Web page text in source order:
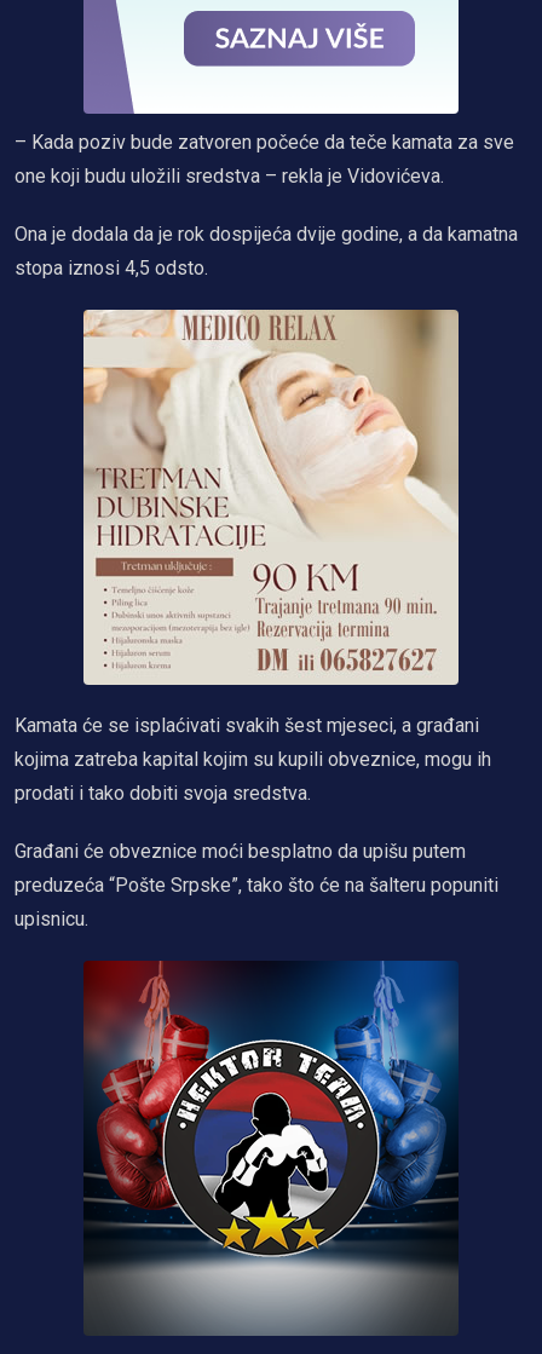
– Kada poziv bude zatvoren počeće da teče kamata za sve
one koji budu uložili sredstva – rekla je Vidovićeva.
Ona je dodala da je rok dospijeća dvije godine, a da kamatna
stopa iznosi 4,5 odsto.
Kamata će se isplaćivati svakih šest mjeseci, a građani
kojima zatreba kapital kojim su kupili obveznice, mogu ih
prodati i tako dobiti svoja sredstva.
Građani će obveznice moći besplatno da upišu putem
preduzeća “Pošte Srpske”, tako što će na šalteru popuniti
upisnicu.